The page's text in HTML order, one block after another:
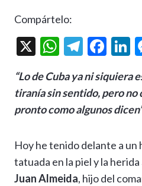
Compártelo:
X
W
at
s
p
p
T
e
gr
a
m
F
e
b
o
o
k
“Lo de Cuba ya ni siquiera
tiranía sin sentido, pero
pronto como algunos
Hoy he tenido delante a un
tatuada en la piel y la
Juan Almeida, hijo del